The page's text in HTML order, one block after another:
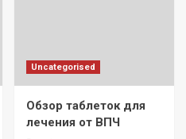
Uncategorised
Обзор таблеток для
лечения от ВПЧ